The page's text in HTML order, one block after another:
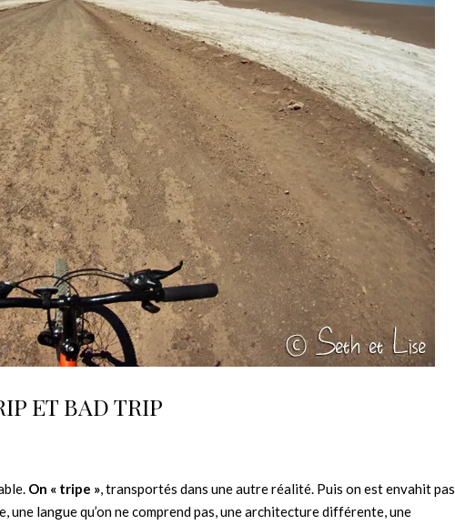
ET BAD TRIP
On « tripe », transportés dans une autre réalité. Puis on est envahit pas
une langue qu’on ne comprend pas, une architecture différente, une